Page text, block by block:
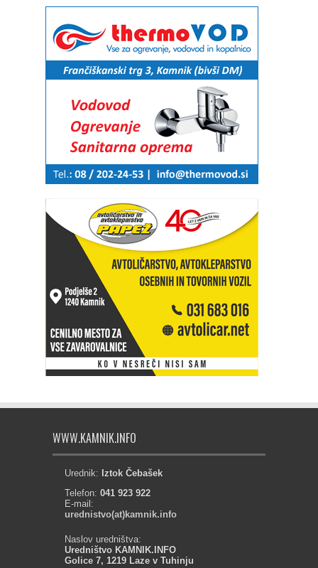
WWW.KAMNIK.INFO
Urednik: Iztok Čebašek
Telefon: 041 923 922
E-mail:
urednistvo(at)kamnik.info
Naslov uredništva:
Uredništvo KAMNIK.INFO
Golice 7, 1219 Laze v Tuhinju